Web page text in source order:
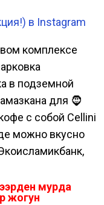
в Instagram
комплексе
в подземной
для 🧔
с собой Cellini
можно вкусно
мурда
жогун